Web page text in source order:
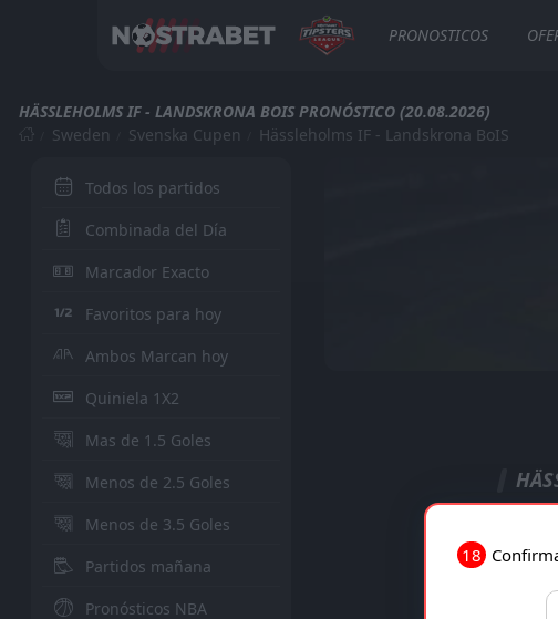
PRONOSTICOS
HÄSSLEHOLMS IF - LANDSKRONA BOIS PRONÓSTICO (20.08.2026)
Sweden
Svenska Cupen Hässleholms IF - Landskrona BoIS
Todos los partidos
Combinada del Día
Marcador Exacto
Favoritos para hoy
Ambos Marcan hoy
Quiniela 1X2
Mas de 1.5 Goles
Menos de 2.5 Goles
Menos de 3.5 Goles
Partidos mañana
Pronósticos NBA
18